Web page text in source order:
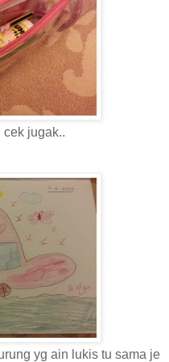
cek jugak..
yg ain lukis tu sama je